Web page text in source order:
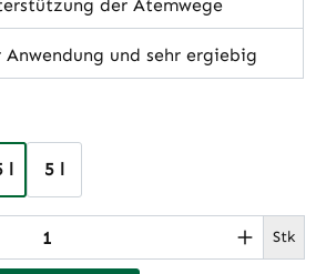
der Atemwege
und sehr ergiebig
5 l
Gib den gewünschten Stk